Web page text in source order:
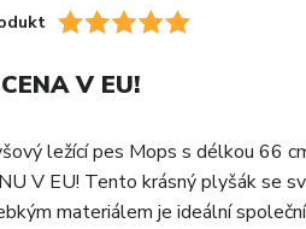
V EU!
ležící pes Mops s délkou 66
V EU! Tento krásný plyšák se
materiálem je ideální